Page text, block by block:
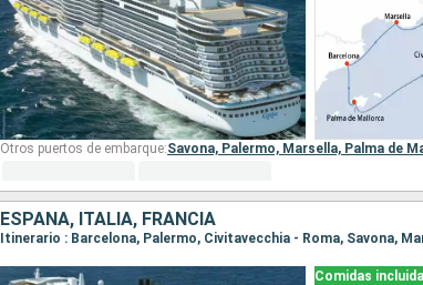
Otros puertos de embarque:Savona, Palermo, Marsella, Palma de
ESPAÑA, ITALIA, FRANCIA
Itinerario : Barcelona, Palermo, Civitavecchia - Roma, Savona,
Comidas